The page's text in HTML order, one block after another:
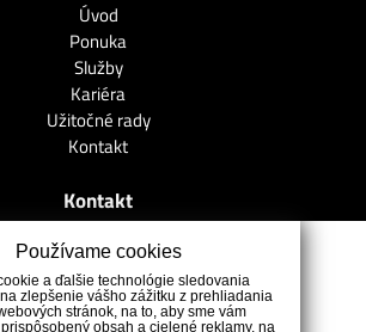
Úvod
Ponuka
Služby
Kariéra
Užitočné rady
Kontakt
Kontakt
Farská 4, 949 01 Nitra
+421 904 64 74 34
badinka@realsk.sk
Používame cookies
a ďalšie technológie sledovania
zlepšenie vášho zážitku z prehliadania
stránok, na to, aby sme vám
obsah a cielené reklamy, na